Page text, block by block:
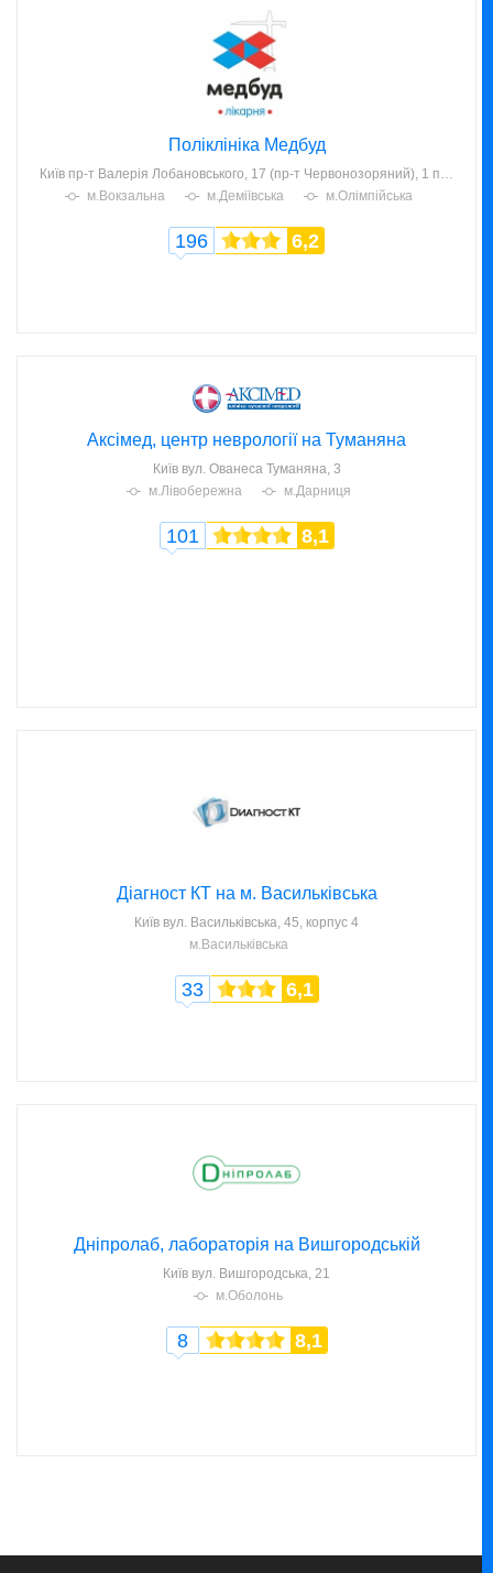
Поліклініка Медбуд
Київ пр-т Валерія Лобановського, 17 (пр-т Червонозоряний), 1 поверх
м.Вокзальна
м.Деміївська м.Олімпійська
196 6,2
Аксімед, центр неврології на Туманяна
Київ вул. Ованеса Туманяна, 3
м.Лівобережна
м.Дарниця
101 8,1
Діагност КТ на м. Васильківська
Київ вул. Васильківська, 45, корпус 4
м.Васильківська
33 6,1
Дніпролаб, лабораторія на Вишгородській
Київ вул. Вишгородська, 21
м.Оболонь
8 8,1